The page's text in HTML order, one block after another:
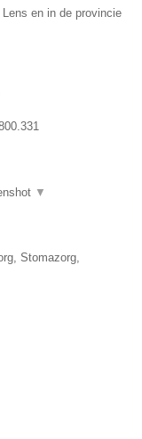
en in de provincie
▼
Stomazorg,